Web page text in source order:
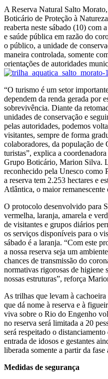
A Reserva Natural Salto
Boticário de Proteção à
reaberta neste sábado (10) com
e saúde pública em razão do
o público, a unidade de
maneira controlada, somente
orientações de autoridades
“O turismo é um setor
dependem da renda gerada por
sobrevivência. Diante da
unidades de conservação e
pelas autoridades, podemos
visitantes, sempre de forma
colaboradores, da população de
turistas”, explica a
Grupo Boticário, Marion Silva.
reconhecido pela Unesco como
a reserva tem 2.253 hectares e
Atlântica, o maior
O protocolo desenvolvido para
vermelha, laranja, amarela e
de visitantes e grupos diários
os serviços disponíveis para o
sábado é a laranja. “Com este
a nossa reserva seja um
chances de transmissão do
normativas rigorosas de higiene
nossas estruturas”, reforça
As trilhas que levam à
que dá nome à reserva e à
viva sobre o Rio do Engenho
no reserva será limitada a 20
será respeitado o
entrada de idosos e gestantes
liberada somente a partir da fase
Medidas de segurança